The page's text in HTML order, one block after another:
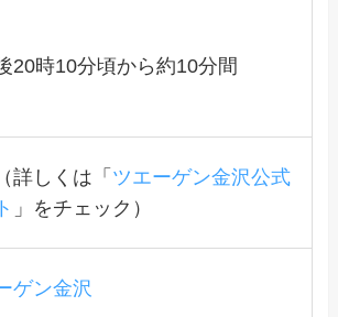
20時10分頃から約10分間
詳しくは「 ツエーゲン金沢公式
」をチェック）
ゲン金沢